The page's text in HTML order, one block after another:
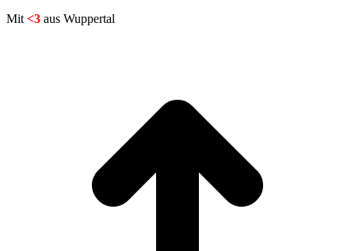
Mit <3 aus Wuppertal